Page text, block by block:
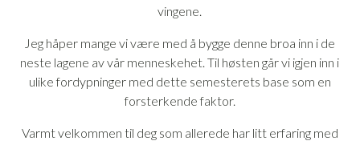
vingene.
Jeg håper mange vi være med å bygge denne broa inn i de
neste lagene av vår menneskehet. Til høsten går vi igjen inn i
ulike fordypninger med dette semesterets base som en
forsterkende faktor.
Varmt velkommen til deg som allerede har litt erfaring med